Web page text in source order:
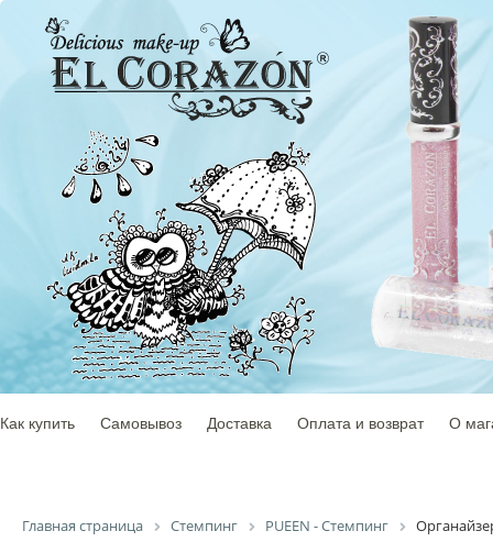
Как купить Самовывоз Доставка Оплата и возврат О
Главная страница Стемпинг PUEEN - Стемпинг